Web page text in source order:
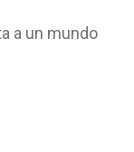
a un mundo